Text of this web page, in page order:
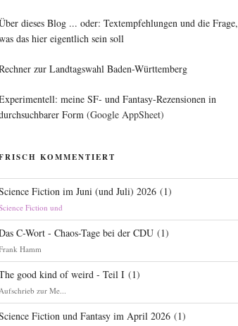
dieses Blog ... oder: Textempfehlungen und die Frage,
das hier eigentlich sein soll
zur Landtagswahl Baden-Württemberg
meine SF- und Fantasy-Rezensionen in
Form (Google AppSheet)
KOMMENTIERT
Fiction im Juni (und Juli) 2026 (1)
Fiction und
C-Wort - Chaos-Tage bei der CDU (1)
Hamm
good kind of weird - Teil I (1)
zur Me...
Fiction und Fantasy im April 2026 (1)